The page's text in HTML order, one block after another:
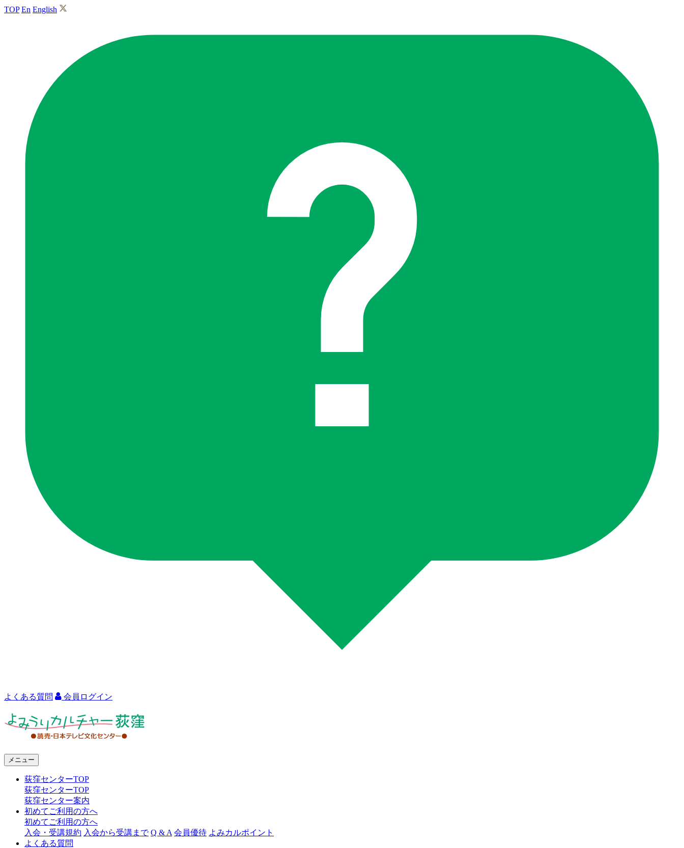
TOP En English
よくある質問 会員ログイン
ャ
メニュー
荻窪センターTOP
荻窪センターTOP
荻窪センター案内
初めてご利用の方へ
初めてご利用の方へ
入会・受講規約 入会から受講まで Q & A 会員優待 よみカルポイント
よくある質問